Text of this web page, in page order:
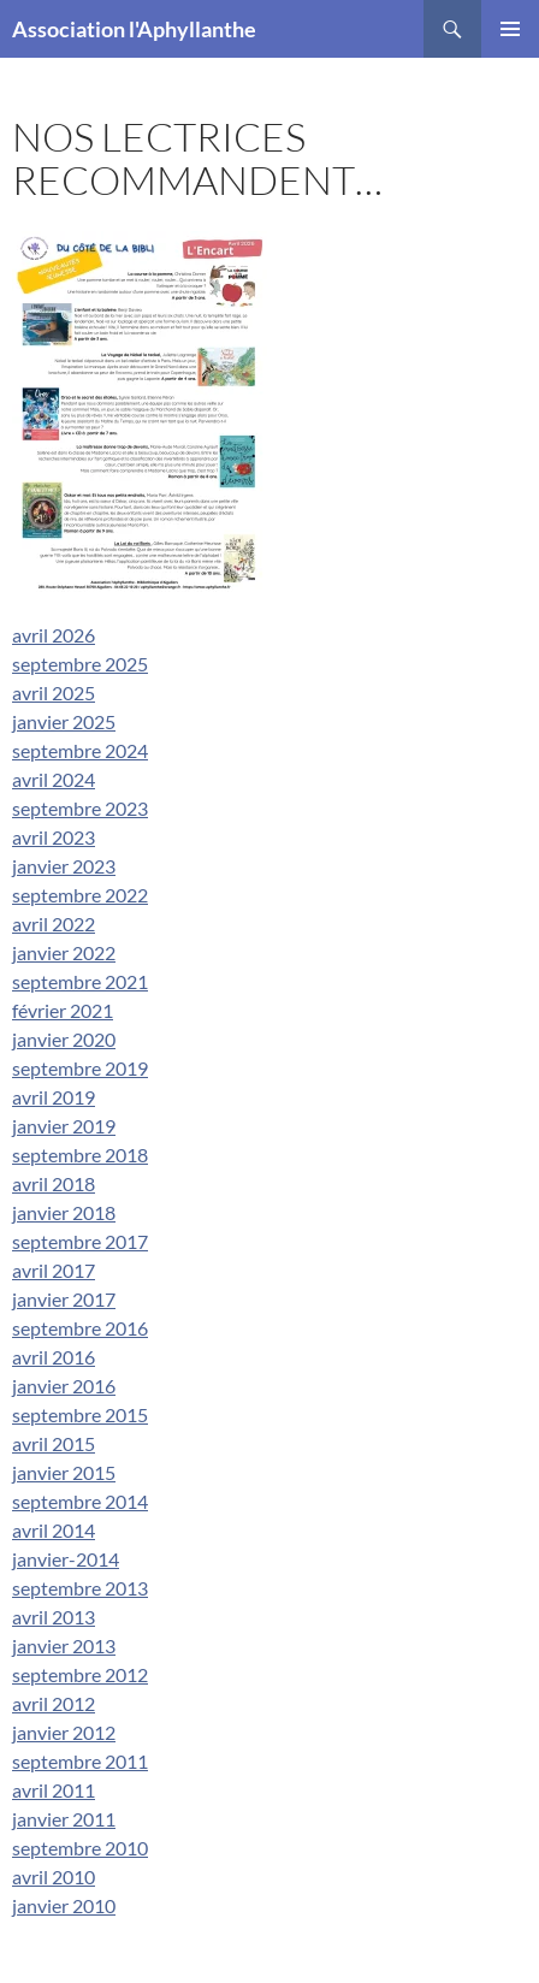
Association l'Aphyllanthe
NOS LECTRICES
RECOMMANDENT…
avril 2026
septembre 2025
avril 2025
janvier 2025
septembre 2024
avril 2024
septembre 2023
avril 2023
janvier 2023
septembre 2022
avril 2022
janvier 2022
septembre 2021
février 2021
janvier 2020
septembre 2019
avril 2019
janvier 2019
septembre 2018
avril 2018
janvier 2018
septembre 2017
avril 2017
janvier 2017
septembre 2016
avril 2016
janvier 2016
septembre 2015
avril 2015
janvier 2015
septembre 2014
avril 2014
janvier-2014
septembre 2013
avril 2013
janvier 2013
septembre 2012
avril 2012
janvier 2012
septembre 2011
avril 2011
janvier 2011
septembre 2010
avril 2010
janvier 2010